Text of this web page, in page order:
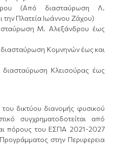
(Από διασταύρωση Λ.
την Πλατεία Ιωάννου Ζάχου)
Μ. Αλεξάνδρου έως
Κομνηνών έως και
Κλεισούρας έως
δικτύου διανομής φυσικού
συγχρηματοδοτείται από
πόρους του ΕΣΠΑ 2021-2027
στην Περιφερεια